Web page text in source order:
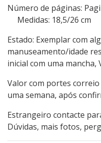
Número de páginas:
Medidas: 18,5/26 cm
Estado: Exemplar com
manuseamento/idade
inicial com uma mancha,
Valor com portes
uma semana, após
Estrangeiro contacte
Dúvidas, mais fotos,